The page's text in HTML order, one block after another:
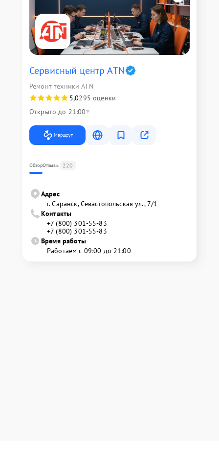
Сервисный центр ATN
Ремонт техники ATN
5,0295 оценки
Открыто до 21:00
Маршрут
ОбзорОтзывы 220
Адрес
г. Саранск, Севастопольская ул., 7/1
Контакты
+7 (800) 301-55-83
+7 (800) 301-55-83
Время работы
Работаем с 09:00 до 21:00